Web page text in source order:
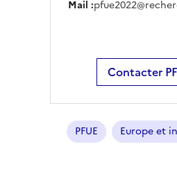
Mail :
Contacter
PFUE Europe et